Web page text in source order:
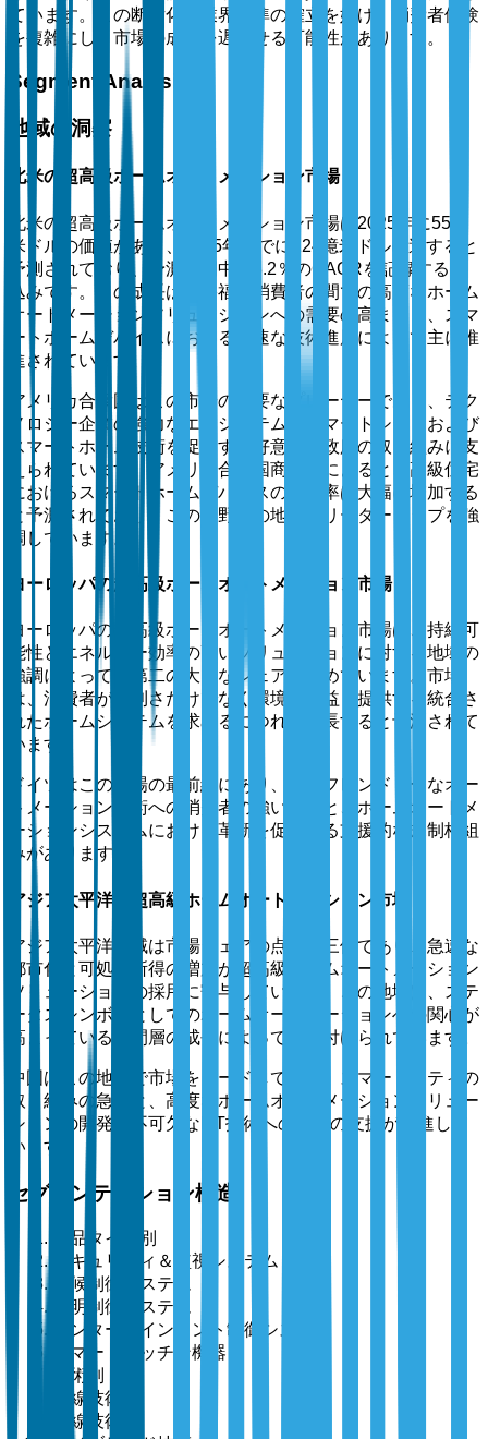
ています。この断片化は業界標準の確立を妨げ、消費者体験
を複雑にし、市場の成長を遅らせる可能性があります。
Segment Analysis
地域の洞察
北米の超高級ホームオートメーション市場
北米の超高級ホームオートメーション市場は2025年に55億
米ドルの価値があり、2035年までに124億米ドルに達すると
予測されており、予測期間中に8.2％のCAGRを記録する見
込みです。この成長は、裕福な消費者の間での高度なホーム
オートメーションソリューションへの需要の高まりと、スマ
ートホームデバイスにおける急速な技術進展によって主に推
進されています。
アメリカ合衆国はこの市場の主要なプレーヤーであり、テク
ノロジー企業の強力なエコシステムとスマートシティおよび
スマートホーム技術を促進する好意的な政府の取り組みに支
えられています。アメリカ合衆国商務省によると、高級住宅
におけるスマートホームデバイスの浸透率は大幅に増加する
と予測されており、この分野での地域のリーダーシップを強
調しています。
ヨーロッパの超高級ホームオートメーション市場
ヨーロッパの超高級ホームオートメーション市場は、持続可
能性とエネルギー効率の高いソリューションに対する地域の
強調によって、第二の大きなシェアを占めています。市場
は、消費者が便利さだけでなく環境的利益も提供する統合さ
れたホームシステムを求めるにつれて成長すると予測されて
います。
ドイツはこの市場の最前線にあり、エコフレンドリーなオー
トメーション技術への消費者の強い関心と、ホームオートメ
ーションシステムにおける革新を促進する支援的な規制枠組
みがあります。
アジア太平洋の超高級ホームオートメーション市場
アジア太平洋地域は市場シェアの点で第三位であり、急速な
都市化と可処分所得の増加が超高級ホームオートメーション
ソリューションの採用に寄与しています。この地域は、ステ
ータスシンボルとしてのホームオートメーションへの関心が
高まっている中間層の成長によって特徴付けられています。
中国はこの地域で市場をリードしており、スマートシティの
取り組みの急増と、高度なホームオートメーションソリュー
ションの開発に不可欠なIoT技術への政府の支援が推進して
います。
セグメンテーション構造
製品タイプ別
セキュリティ＆監視システム
気候制御システム
照明制御システム
エンターテインメント制御システム
スマートキッチン機器
技術別
有線技術
無線技術